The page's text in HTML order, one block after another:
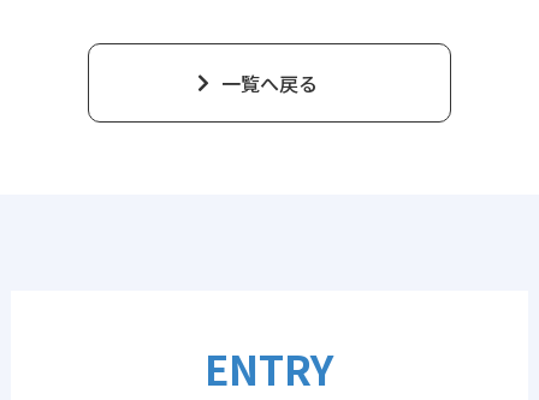
一覧へ戻る
ENTRY